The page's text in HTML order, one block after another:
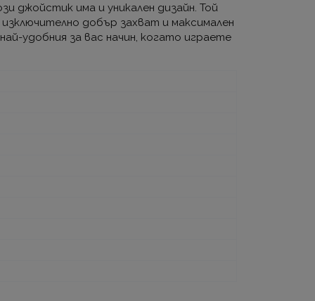
джойстик има и уникален дизайн. Той
добър захват и максимален
удобния за вас начин, когато играете